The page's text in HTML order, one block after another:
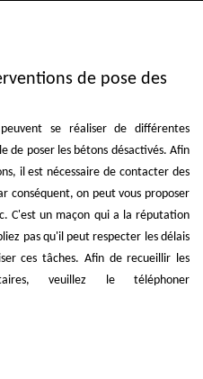
de pose des
se réaliser de différentes
de poser les bétons désactivés. Afin
il est nécessaire de contacter des
conséquent, on peut vous proposer
C'est un maçon qui a la réputation
pas qu'il peut respecter les délais
ces tâches. Afin de recueillir les
veuillez le téléphoner